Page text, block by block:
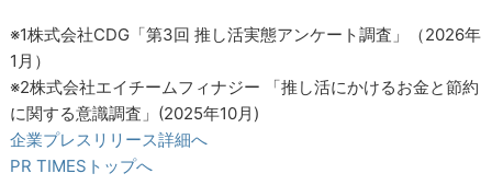
※1株式会社CDG「第3回 推し活実態アンケート調査」（2026年
1月）
※2株式会社エイチームフィナジー 「推し活にかけるお金と節約
に関する意識調査」(2025年10月)
企業プレスリリース詳細へ
PR TIMESトップへ